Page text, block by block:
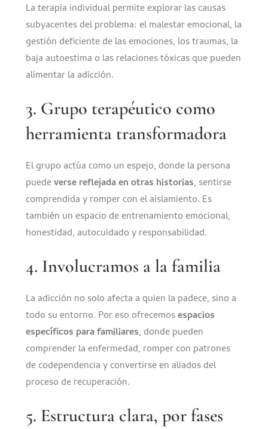
La terapia individual permite explorar las causas
subyacentes del problema: el malestar emocional, la
gestión deficiente de las emociones, los traumas, la
baja autoestima o las relaciones tóxicas que pueden
alimentar la adicción.
3. Grupo terapéutico como
herramienta transformadora
El grupo actúa como un espejo, donde la persona
puedeverse reflejada en otras historias, sentirse
comprendida y romper con el aislamiento. Es
también un espacio de entrenamiento emocional,
honestidad, autocuidado y responsabilidad.
4. Involucramos a la familia
La adicción no solo afecta a quien la padece, sino a
todo su entorno. Por eso ofrecemosespacios
específicos para familiares, donde pueden
comprender la enfermedad, romper con patrones
de codependencia y convertirse en aliados del
proceso de recuperación.
5. Estructura clara, por fases